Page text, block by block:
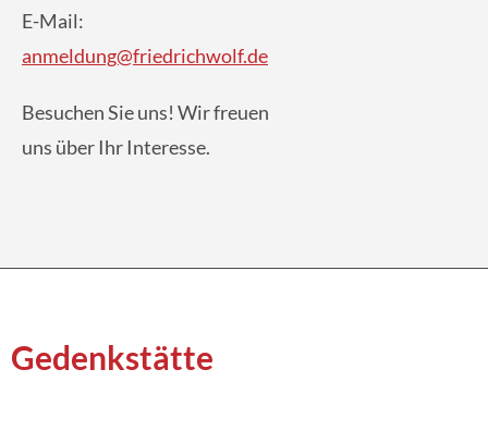
E-Mail:
anmeldung@friedrichwolf.de
Besuchen Sie uns! Wir freuen
uns über Ihr Interesse.
Gedenkstätte